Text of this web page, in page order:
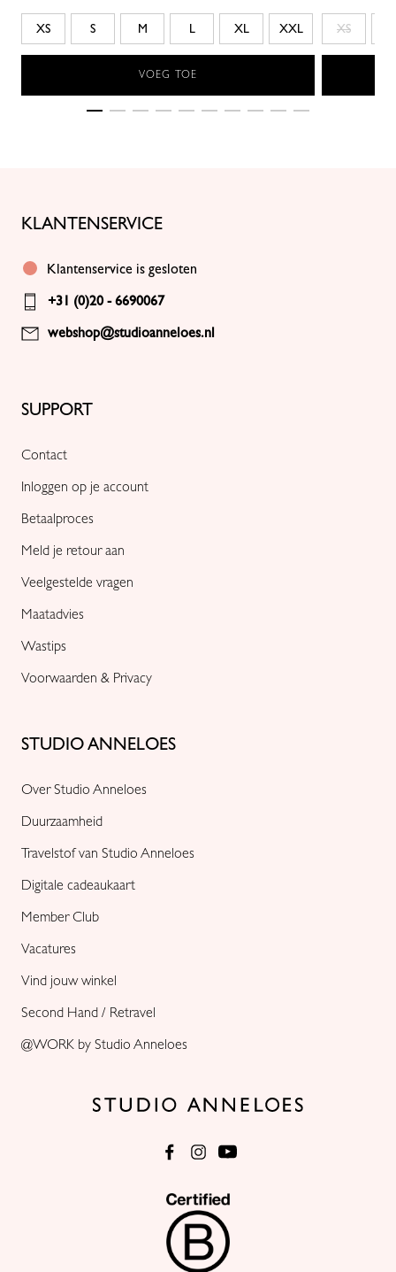
XS S M L XL XXL
VOEG TOE
XS
STUDIO ANNELOES
Over Studio Anneloes
Duurzaamheid
Travelstof van Studio Anneloes
Digitale cadeaukaart
Member Club
Vacatures
Vind jouw winkel
Second Hand / Retravel
@WORK by Studio Anneloes
SUPPORT
Contact
Inloggen op je account
Betaalproces
Meld je retour aan
Veelgestelde vragen
Maatadvies
Wastips
Voorwaarden & Privacy
KLANTENSERVICE
Klantenservice is gesloten
+31 (0)20 - 6690067
webshop@studioanneloes.nl